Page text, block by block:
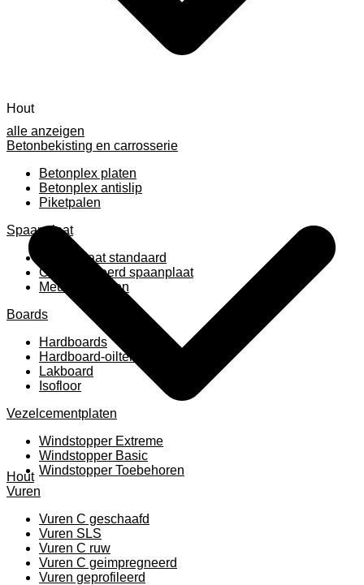
alle anzeigen
Betonbekisting en carrosserie
Betonplex platen
Betonplex antislip
Piketpalen
Spaanplaat
Spaanplaat standaard
Geplastificeerd spaanplaat
Meubelpanelen
Boards
Hardboards
Hardboard-oiltemperated
Lakboard
Isofloor
Vezelcementplaten
Windstopper Extreme
Windstopper Basic
Windstopper Toebehoren
Hout
Hout
Vuren
Vuren C geschaafd
Vuren SLS
Vuren C ruw
Vuren C geimpregneerd
Vuren geprofileerd